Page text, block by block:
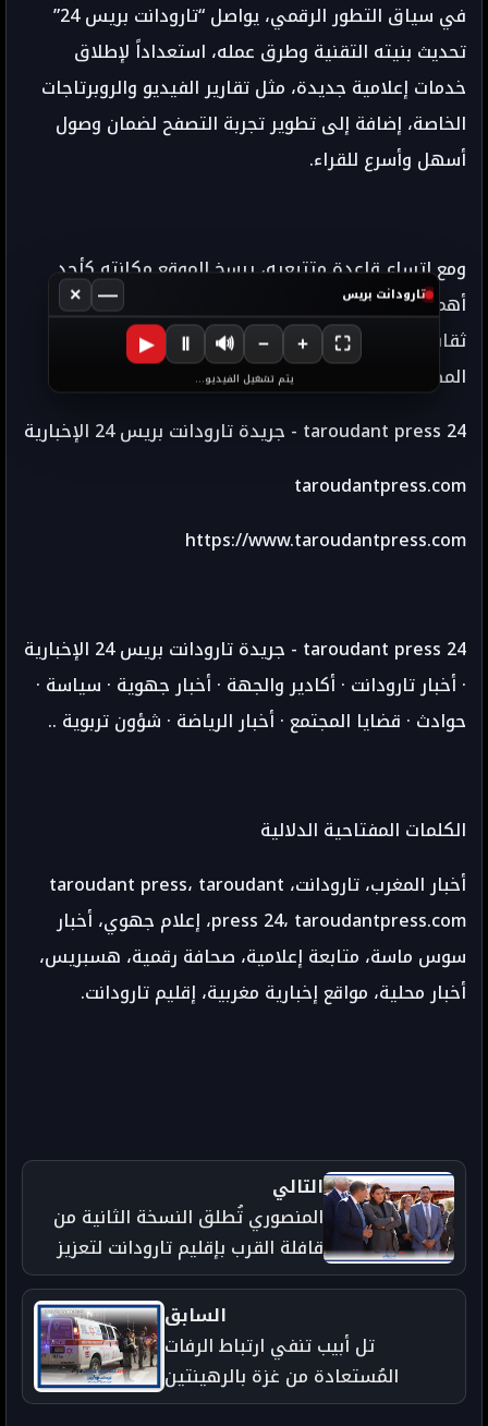
في سياق التطور الرقمي، يواصل “تارودانت بريس 24”
تحديث بنيته التقنية وطرق عمله، استعداداً لإطلاق
خدمات إعلامية جديدة، مثل تقارير الفيديو والروبرتاجات
الخاصة، إضافة إلى تطوير تجربة التصفح لضمان وصول
أسهل وأسرع للقراء.
ومع اتساع قاعدة متتبعيه، يرسخ الموقع مكانته كأحد
أهم المنابر الرقمية الناشئة في جنوب المغرب، معزّزاً
ثقافة إعلام القرب، وملتزماً برسالة صحفية تقوم على
المصداقية والمهنية وخدمة الصالح العام.
taroudant press 24 - جريدة تارودانت بريس 24 الإخبارية
taroudantpress.com
https://www.taroudantpress.com
taroudant press 24 - جريدة تارودانت بريس 24 الإخبارية
· أخبار تارودانت · أكادير والجهة · أخبار جهوية · سياسة ·
حوادث · قضايا المجتمع · أخبار الرياضة · شؤون تربوية ..
الكلمات المفتاحية الدلالية
أخبار المغرب، تارودانت، taroudant press، taroudant
press 24، taroudantpress.com، إعلام جهوي، أخبار
سوس ماسة، متابعة إعلامية، صحافة رقمية، هسبريس،
أخبار محلية، مواقع إخبارية مغربية، إقليم تارودانت.
التالي
المنصوري تُطلق النسخة الثانية من
قافلة القرب بإقليم تارودانت لتعزيز
العدالة المجالية
السابق
تل أبيب تنفي ارتباط الرفات
المُستعادة من غزة بالرهينتين
المتبقّيتين
تارودانت بريس —
×
▶ Ⅱ 🔊 − + ⛶
يتم تشغيل الفيديو...